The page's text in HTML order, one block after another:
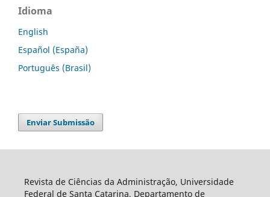
Idioma
English
Español (España)
Português (Brasil)
Enviar Submissão
Revista de Ciências da Administração, Universidade
Federal de Santa Catarina, Departamento de